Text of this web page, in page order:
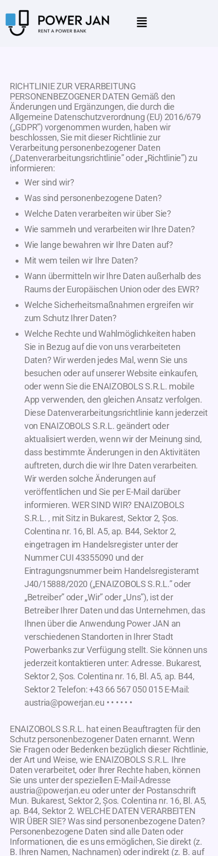
RICHTLINIE ZUR VERARBEITUNG
PERSONENBEZOGENER DATEN Gemäß den
Änderungen und Ergänzungen, die durch die
Allgemeine Datenschutzverordnung (EU) 2016/679
(„GDPR”) vorgenommen wurden, haben wir
beschlossen, Sie mit dieser Richtlinie zur
Verarbeitung personenbezogener Daten
(„Datenverarbeitungsrichtlinie” oder „Richtlinie”) zu
informieren:
Wer sind wir?
Was sind personenbezogene Daten?
Welche Daten verarbeiten wir über Sie?
Wie sammeln und verarbeiten wir Ihre Daten?
Wie lange bewahren wir Ihre Daten auf?
Mit wem teilen wir Ihre Daten?
Wann übermitteln wir Ihre Daten außerhalb des
Raums der Europäischen Union oder des EWR?
Welche Sicherheitsmaßnahmen ergreifen wir
zum Schutz Ihrer Daten?
Welche Rechte und Wahlmöglichkeiten haben
Sie in Bezug auf die von uns verarbeiteten
Daten? Wir werden jedes Mal, wenn Sie uns
besuchen oder auf unserer Website einkaufen,
oder wenn Sie die ENAIZOBOLS S.R.L. mobile
App verwenden, den gleichen Ansatz verfolgen.
Diese Datenverarbeitungsrichtlinie kann jederzeit
von ENAIZOBOLS S.R.L. geändert oder
aktualisiert werden, wenn wir der Meinung sind,
dass bestimmte Änderungen in den Aktivitäten
auftreten, durch die wir Ihre Daten verarbeiten.
Wir werden solche Änderungen auf
veröffentlichen und Sie per E-Mail darüber
informieren. WER SIND WIR? ENAIZOBOLS
S.R.L. , mit Sitz in Bukarest, Sektor 2, Șos.
Colentina nr. 16, Bl. A5, ap. B44, Sektor 2,
eingetragen im Handelsregister unter der
Nummer CUI 43355090 und der
Eintragungsnummer beim Handelsregisteramt
J40/15888/2020 („ENAIZOBOLS S.R.L.” oder
„Betreiber” oder „Wir” oder „Uns”), ist der
Betreiber Ihrer Daten und das Unternehmen, das
Ihnen über die Anwendung Power JAN an
verschiedenen Standorten in Ihrer Stadt
Powerbanks zur Verfügung stellt. Sie können uns
jederzeit kontaktieren unter: Adresse. Bukarest,
Sektor 2, Șos. Colentina nr. 16, Bl. A5, ap. B44,
Sektor 2 Telefon: +43 66 567 050 015 E-Mail:
austria@powerjan.eu • • • • • •
ENAIZOBOLS S.R.L. hat einen Beauftragten für den
Schutz personenbezogener Daten ernannt. Wenn
Sie Fragen oder Bedenken bezüglich dieser Richtlinie,
der Art und Weise, wie ENAIZOBOLS S.R.L. Ihre
Daten verarbeitet, oder Ihrer Rechte haben, können
Sie uns unter der speziellen E-Mail-Adresse
austria@powerjan.eu oder unter der Postanschrift
Mun. Bukarest, Sektor 2, Șos. Colentina nr. 16, Bl. A5,
ap. B44, Sektor 2. WELCHE DATEN VERARBEITEN
WIR ÜBER SIE? Was sind personenbezogene Daten?
Personenbezogene Daten sind alle Daten oder
Informationen, die es uns ermöglichen, Sie direkt (z.
B. Ihren Namen, Nachnamen) oder indirekt (z. B. auf